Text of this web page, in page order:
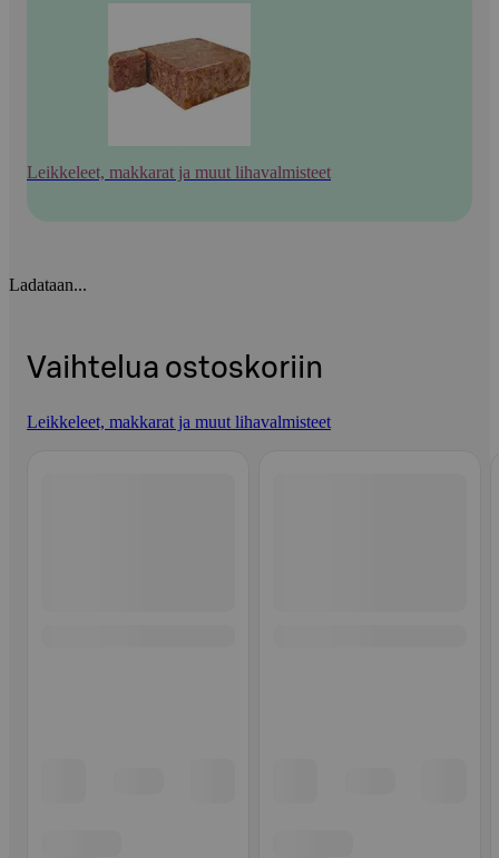
Leikkeleet, makkarat ja muut lihavalmisteet
Ladataan...
Vaihtelua ostoskoriin
Leikkeleet, makkarat ja muut lihavalmisteet